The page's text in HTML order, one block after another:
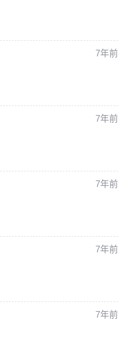
7年前
7年前
7年前
7年前
7年前